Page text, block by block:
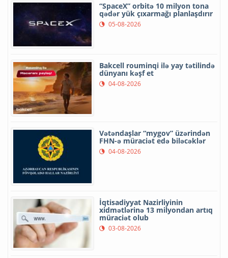
“SpaceX” orbitə 10 milyon tona
qədər yük çıxarmağı planlaşdırır
05-08-2026
Bakcell rouminqi ilə yay tətilində
dünyanı kəşf et
04-08-2026
Vətəndaşlar “mygov” üzərindən
FHN-ə müraciət edə biləcəklər
04-08-2026
İqtisadiyyat Nazirliyinin
xidmətlərinə 13 milyondan artıq
müraciət olub
03-08-2026